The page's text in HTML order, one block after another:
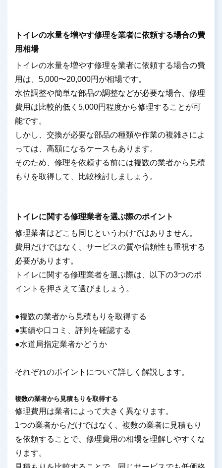
トイレの水量を増やす修理を業者に依頼する場合の費
用相場
トイレの水量を増やす修理を業者に依頼する場合の費
用は、5,000〜20,000円が相場です。
水位調整や簡単な部品の調整などが必要な場合、修理
費用は比較的低く5,000円程度から修理することが可
能です。
しかし、交換が必要な部品の種類や作業の複雑さによ
っては、高額になるケースもあります。
そのため、修理を依頼する前には複数の業者から見積
もりを取得して、比較検討しましょう。
トイレに関する修理業者を選ぶ際のポイント
修理業者はどこも同じというわけではありません。
費用だけではなく、サービスの質や信頼性も重視する
必要があります。
トイレに関する修理業者を選ぶ際は、以下の3つのポ
イントを押さえて選びましょう。
●複数の業者から見積もりを取得する
●実績や口コミ、評判を確認する
●水道局指定業者かどうか
それぞれのポイントについて詳しく解説します。
複数の業者から見積もりを取得する
修理費用は業者によって大きく異なります。
1つの業者からだけではなく、複数の業者に見積もり
を依頼することで、修理費用の相場を理解しやすくな
ります。